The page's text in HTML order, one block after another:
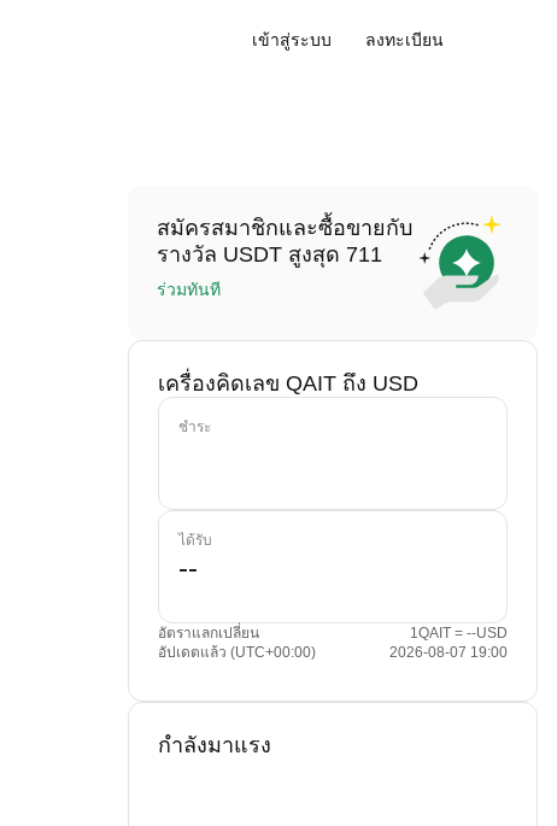
เข้าสู่ระบบ ลงทะเบียน
สมัครสมาชิกและซื้อขายกับ
รางวัล USDT สูงสุด 711
ร่วมทันที
เครื่องคิดเลข QAIT ถึง USD
ชำระ
ได้รับ
อัตราแลกเปลี่ยน
1QAIT = --USD
อัปเดตแล้ว (UTC+00:00)
2026-08-07 19:00
กำลังมาแรง